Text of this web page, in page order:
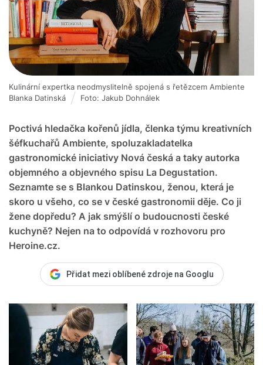
Poctivá hledačka kořenů jídla, členka týmu kreativních
šéfkuchařů Ambiente, spoluzakladatelka
gastronomické iniciativy Nová česká a taky autorka
objemného a objevného spisu La Degustation.
Seznamte se s Blankou Datinskou, ženou, která je
skoro u všeho, co se v české gastronomii děje. Co ji
žene dopředu? A jak smýšlí o budoucnosti české
kuchyně? Nejen na to odpovídá v rozhovoru pro
Heroine.cz.
Kulinární expertka neodmyslitelně spojená s řetězcem Ambiente
Blanka Datinská
Foto: Jakub Dohnálek
Přidat mezi oblíbené zdroje na Googlu